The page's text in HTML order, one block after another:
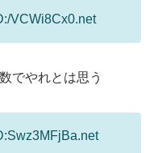
VCWi8Cx0.net
でやれとは思う